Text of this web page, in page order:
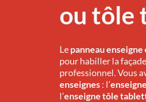
ou tôle
Lepanneau
pour habiller la
professionnel. Vous
enseignes: l’
l’enseigne tôle